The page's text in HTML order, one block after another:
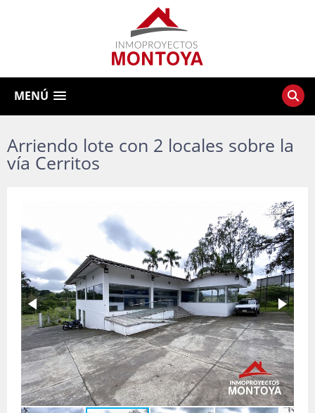
MENÚ
Arriendo lote con 2 locales sobre la
vía Cerritos